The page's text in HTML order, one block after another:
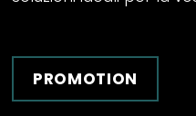
PROMOTION